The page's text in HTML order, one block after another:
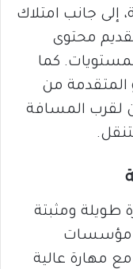
إلى جانب امتلاك
محتوى
كما
المتقدمة من
لقرب المسافة
طويلة ومثبتة
مؤسسات
مهارة عالية